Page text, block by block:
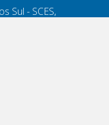
Sul - SCES,